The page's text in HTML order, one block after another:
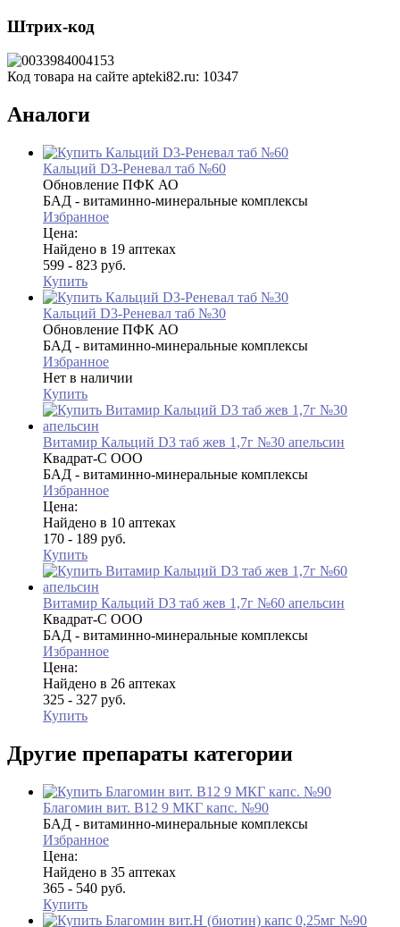
Штрих-код
Код товара на сайте apteki82.ru: 10347
Аналоги
Кальций D3-Реневал таб №60
Обновление ПФК АО
БАД - витаминно-минеральные комплексы
Избранное
Цена:
Найдено в 19 аптеках
599 - 823 руб.
Купить
Кальций D3-Реневал таб №30
Обновление ПФК АО
БАД - витаминно-минеральные комплексы
Избранное
Нет в наличии
Купить
Витамир Кальций D3 таб жев 1,7г №30 апельсин
Квадрат-С ООО
БАД - витаминно-минеральные комплексы
Избранное
Цена:
Найдено в 10 аптеках
170 - 189 руб.
Купить
Витамир Кальций D3 таб жев 1,7г №60 апельсин
Квадрат-С ООО
БАД - витаминно-минеральные комплексы
Избранное
Цена:
Найдено в 26 аптеках
325 - 327 руб.
Купить
Другие препараты категории
Благомин вит. В12 9 МКГ капс. №90
БАД - витаминно-минеральные комплексы
Избранное
Цена:
Найдено в 35 аптеках
365 - 540 руб.
Купить